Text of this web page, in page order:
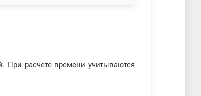
При расчете времени учитываются